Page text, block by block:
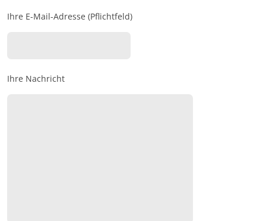
Ihre E-Mail-Adresse (Pflichtfeld)
Ihre Nachricht